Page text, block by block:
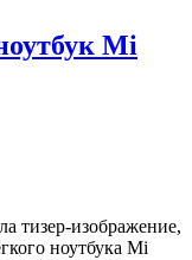
Mi
тизер-изображение,
ноутбука Mi